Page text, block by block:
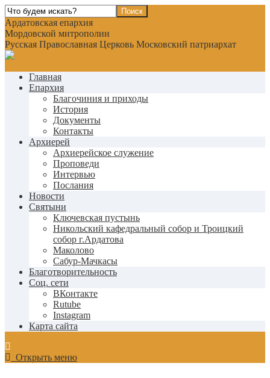
Ардатовская епархия
Мордовской митрополии
Русская Православная Церковь Московский патриархат
Главная
Епархия
Благочиния и приходы
История
Документы
Контакты
Архиерей
Архиерейское служение
Проповеди
Интервью
Послания
Новости
Святыни
Ключевская пустынь
Никольский кафедральный собор и Троицкий
собор г.Ардатова
Маколово
Сабур-Мачкасы
Благотворительность
Соц. сети
ВКонтакте
Rutube
Instagram
Карта сайта
Открыть меню